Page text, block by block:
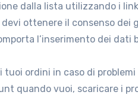
dalla lista utilizzando i
ottenere il consenso
l’inserimento dei
ordini in caso di problemi
quando vuoi, scaricare i